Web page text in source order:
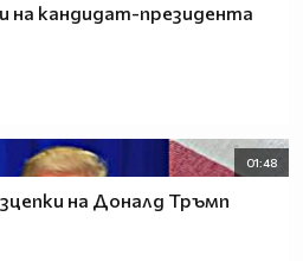
на кандидат-президента
01:48
на Доналд Тръмп